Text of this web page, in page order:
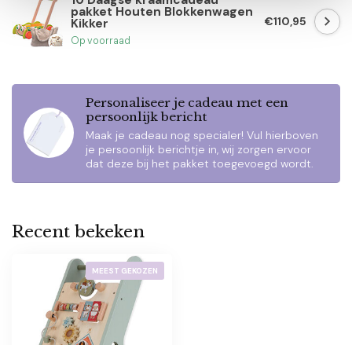
pakket Houten Blokkenwagen
Kikker
Op voorraad
€110,95
Personaliseer je cadeau met een
persoonlijk bericht
Maak je cadeau nog specialer! Vul hierboven
je persoonlijk berichtje in, wij zorgen ervoor
dat deze bij het pakket toegevoegd wordt.
Recent bekeken
MEEST GEKOZEN